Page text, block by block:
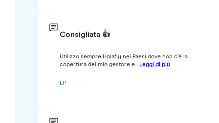
Consigliata 👍
Utilizzo sempre Holafly nei Paesi dove non c’è la
copertura del mio gestore e... Leggi di più
LP